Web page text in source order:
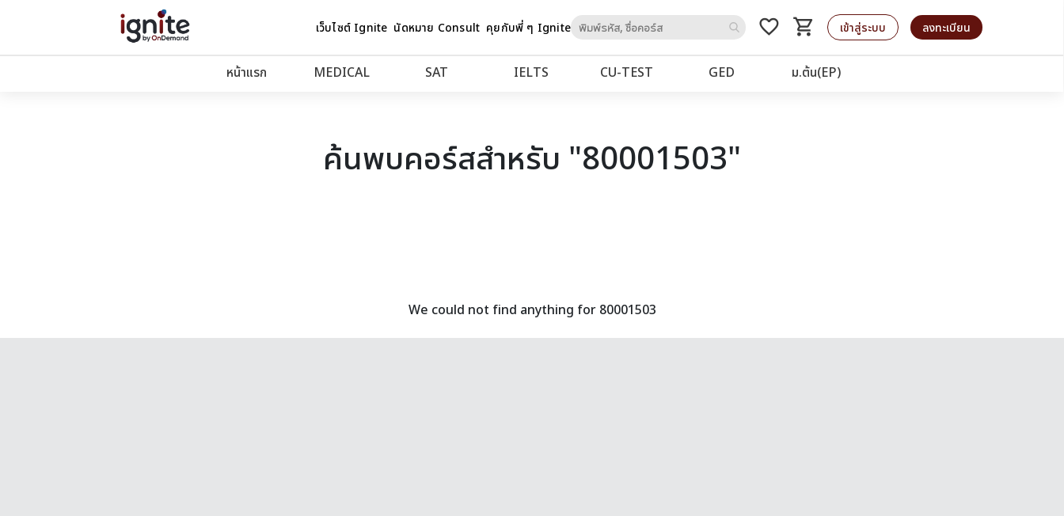
เว็บไซต์ Ignite นัดหมาย Consult คุยกับพี่ ๆ Igniteto
favorite_border shopping_cart
รถเข็น เข้าสู่ระบบ ลงทะเบียน
หน้าแรก MEDICAL SAT IELTS CU‑TEST GED ม.ต้น(EP)
ค้นพบคอร์สสำหรับ "80001503"
We could not find anything for 80001503